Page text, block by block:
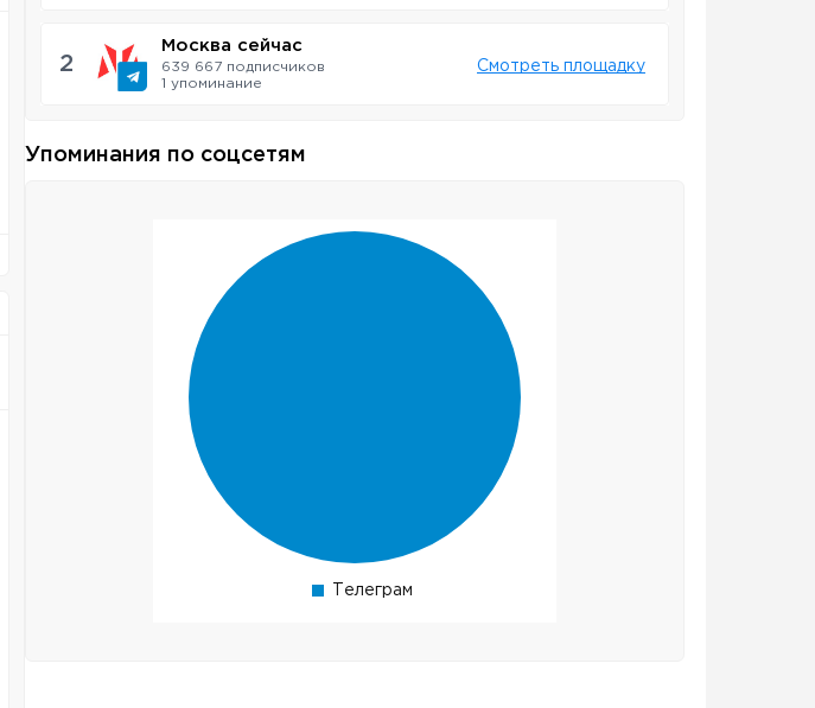
2
Москва сейчас
639 667 подписчиков
1 упоминаниe
Смотреть площадку
Упоминания по соцсетям